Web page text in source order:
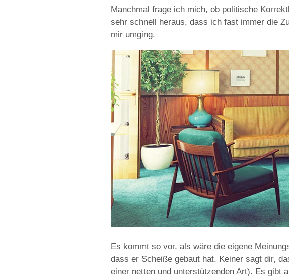
Manchmal frage ich mich, ob politische
sehr schnell heraus, dass ich fast immer die
mir umging.
Es kommt so vor, als wäre die eigene
dass er Scheiße gebaut hat. Keiner sagt dir,
einer netten und unterstützenden Art). Es gibt